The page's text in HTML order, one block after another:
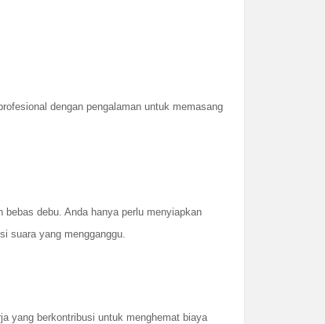
dengan pengalaman untuk memasang
debu. Anda hanya perlu menyiapkan
suara yang mengganggu.
yang berkontribusi untuk menghemat biaya